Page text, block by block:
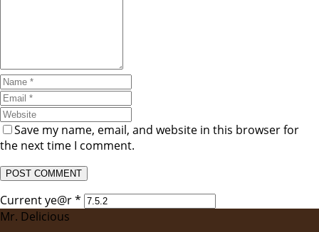
Save my name, email, and website in this browser for
the next time I comment.
Current ye@r*
Mr. Delicious